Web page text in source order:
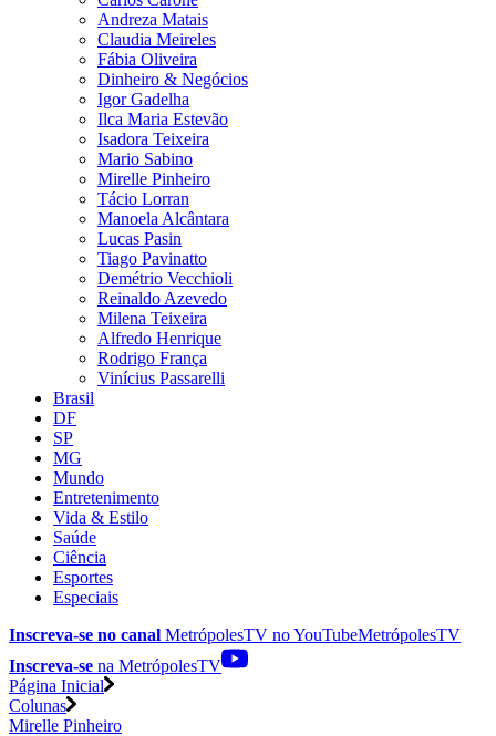
Andreza Matais
Claudia Meireles
Fábia Oliveira
Dinheiro & Negócios
Igor Gadelha
Ilca Maria Estevão
Isadora Teixeira
Mario Sabino
Mirelle Pinheiro
Tácio Lorran
Manoela Alcântara
Lucas Pasin
Tiago Pavinatto
Demétrio Vecchioli
Reinaldo Azevedo
Milena Teixeira
Alfredo Henrique
Rodrigo França
Vinícius Passarelli
Brasil
DF
SP
MG
Mundo
Entretenimento
Vida & Estilo
Saúde
Ciência
Esportes
Especiais
Inscreva-se no canal MetrópolesTV noYouTubeMetrópolesTV
Inscreva-se na MetrópolesTV
Página Inicial
Colunas
Mirelle Pinheiro